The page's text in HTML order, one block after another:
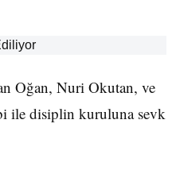
Oğan, Nuri Okutan, ve
ile disiplin kuruluna sevk